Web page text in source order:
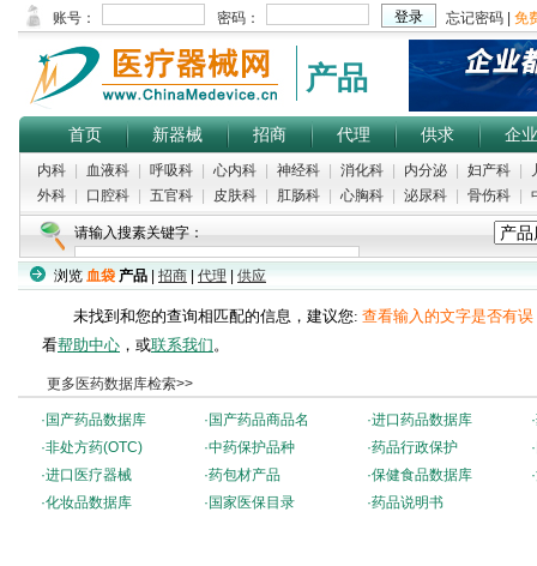
产品
首页 新器械 招商 代理 供求 企业
内科 血液科 呼吸科 心内科 神经科 消化科 内分泌 妇产科
外科
口腔科 五官科 皮肤科 肛肠科 心胸科 泌尿科 骨伤科
请输入搜素关键字：
浏览 血袋 产品 招商 代理 供应
未找到和您的查询相匹配的信息，建议您: 查看输入的文字是否有误
看帮助中心 ，或联系我们。
更多医药数据库检索>>
· 国产药品数据库 · 国产药品商品名 ·进口药品数据库 ·
·非处方药(OTC) ·中药保护品种 ·药品行政保护 ·
·进口医疗器械 ·药包材产品 ·保健食品数据库 ·
·化妆品数据库 · 国家医保目录 ·药品说明书